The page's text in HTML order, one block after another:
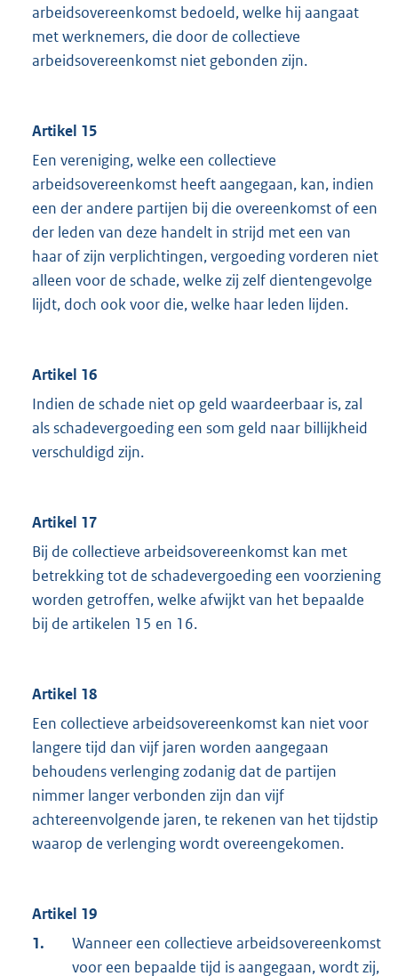
arbeidsovereenkomst bedoeld, welke hij aangaat
met werknemers, die door de collectieve
arbeidsovereenkomst niet gebonden zijn.
Artikel 15
Een vereniging, welke een collectieve
arbeidsovereenkomst heeft aangegaan, kan, indien
een der andere partijen bij die overeenkomst of een
der leden van deze handelt in strijd met een van
haar of zijn verplichtingen, vergoeding vorderen niet
alleen voor de schade, welke zij zelf dientengevolge
lijdt, doch ook voor die, welke haar leden lijden.
Artikel 16
Indien de schade niet op geld waardeerbaar is, zal
als schadevergoeding een som geld naar billijkheid
verschuldigd zijn.
Artikel 17
Bij de collectieve arbeidsovereenkomst kan met
betrekking tot de schadevergoeding een voorziening
worden getroffen, welke afwijkt van het bepaalde
bij de artikelen 15 en 16.
Artikel 18
Een collectieve arbeidsovereenkomst kan niet voor
langere tijd dan vijf jaren worden aangegaan
behoudens verlenging zodanig dat de partijen
nimmer langer verbonden zijn dan vijf
achtereenvolgende jaren, te rekenen van het tijdstip
waarop de verlenging wordt overeengekomen.
Artikel 19
1.
Wanneer een collectieve arbeidsovereenkomst
voor een bepaalde tijd is aangegaan, wordt zij,